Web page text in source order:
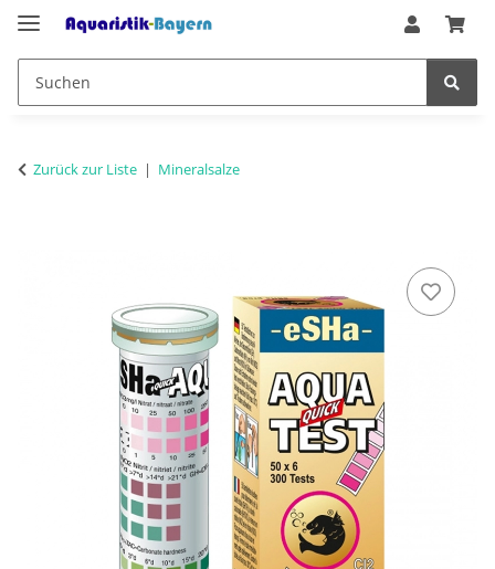
Zurück zur Liste Mineralsalze